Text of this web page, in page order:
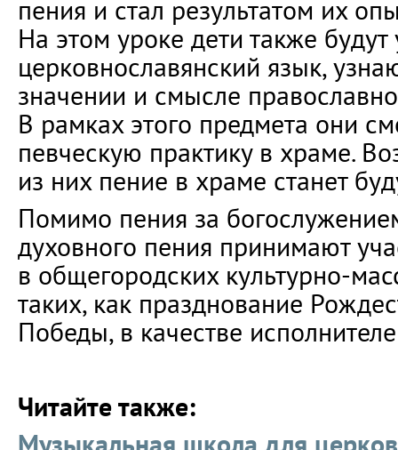
пения и стал результатом их
На этом уроке дети также будут
церковнославянский язык,
значении и смысле
В рамках этого предмета они
певческую практику в храме.
из них пение в храме станет
Помимо пения за
духовного пения принимают
в общегородских культурно-
таких, как празднование
Победы, в качестве
Читайте также: